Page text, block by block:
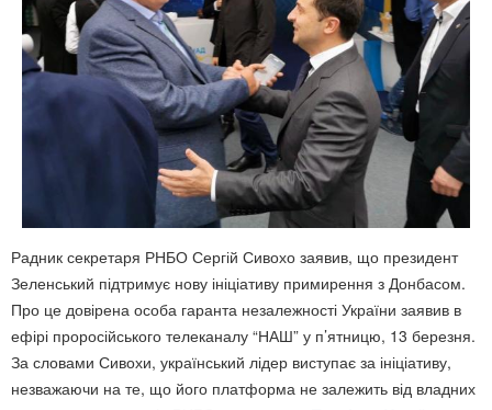
Радник секретаря РНБО Сергій Сивохо заявив, що президент
Зеленський підтримує нову ініціативу примирення з Донбасом.
Про це довірена особа гаранта незалежності України заявив в
ефірі проросійського телеканалу “НАШ” у п’ятницю, 13 березня.
За словами Сивохи, український лідер виступає за ініціативу,
незважаючи на те, що його платформа не залежить від владних